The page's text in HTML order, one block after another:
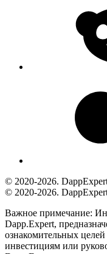
© 2020-2026.
© 2020-2026.
Важное примечание:
Dapp.Expert,
ознакомительных
инвестициям или